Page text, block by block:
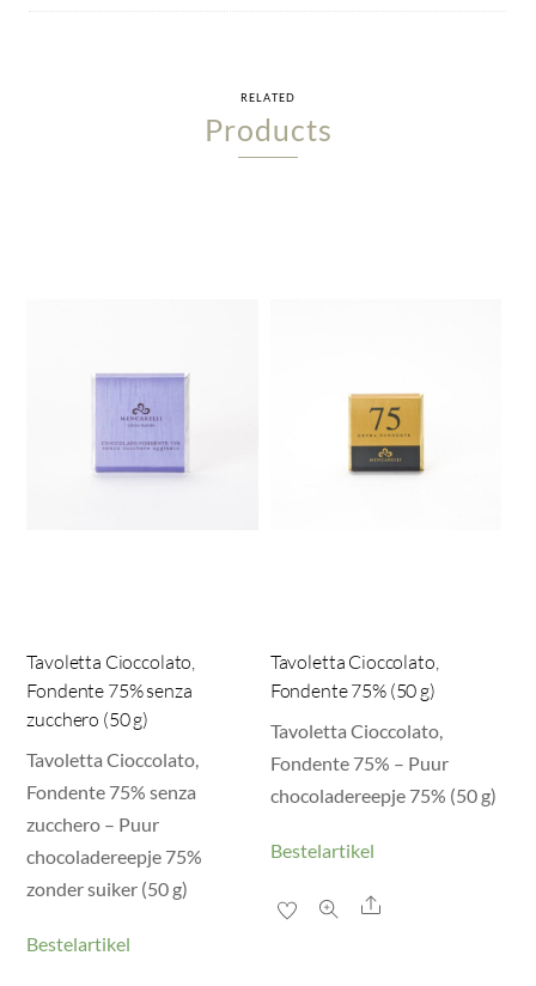
RELATED
Products
Tavoletta Cioccolato,
Fondente 75% senza
zucchero (50 g)
Tavoletta Cioccolato,
Fondente 75% senza
zucchero – Puur
chocoladereepje 75%
zonder suiker (50 g)
Bestelartikel
Tavoletta Cioccolato,
Fondente 75% (50 g)
Tavoletta Cioccolato,
Fondente 75% – Puur
chocoladereepje 75% (50 g)
Bestelartikel
Share